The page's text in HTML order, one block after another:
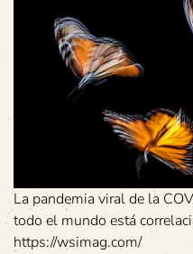
La pandemia viral de la
todo el mundo está
https://wsimag.com/